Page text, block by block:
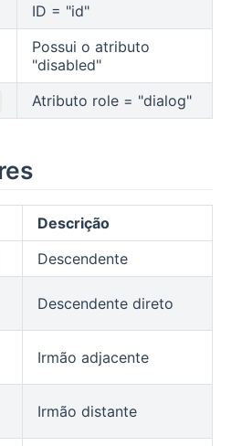
ID = "id"
Possui o atributo
"disabled"
Atributo role = "dialog"
Descrição
Descendente
Descendente direto
Irmão adjacente
Irmão distante